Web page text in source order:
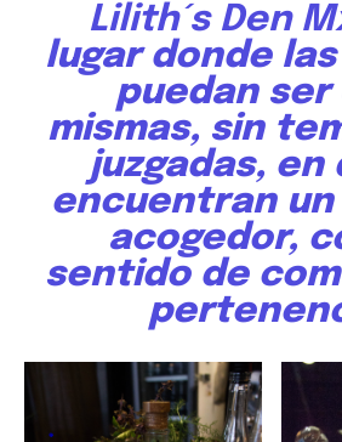
Lilith´s Den
lugar donde
puedan ser
mismas, sin
juzgadas, en
encuentran un
acogedor,
sentido de